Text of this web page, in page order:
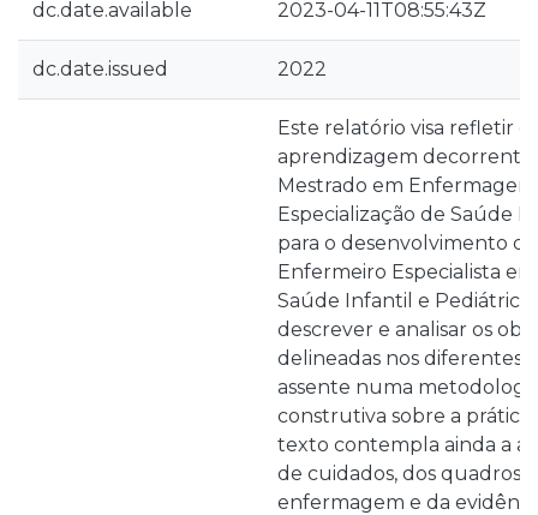
dc.date.available 2023-04-11T08:55:43Z
dc.date.issued 2022
Este relatório visa refletir o
aprendizagem decorrente
Mestrado em
Especialização de Saúde
para o desenvolvimento
Enfermeiro Especialista
Saúde Infantil e
descrever e analisar os
delineadas nos diferentes
assente numa
construtiva sobre a
texto contempla ainda a
de cuidados, dos quadros
enfermagem e da